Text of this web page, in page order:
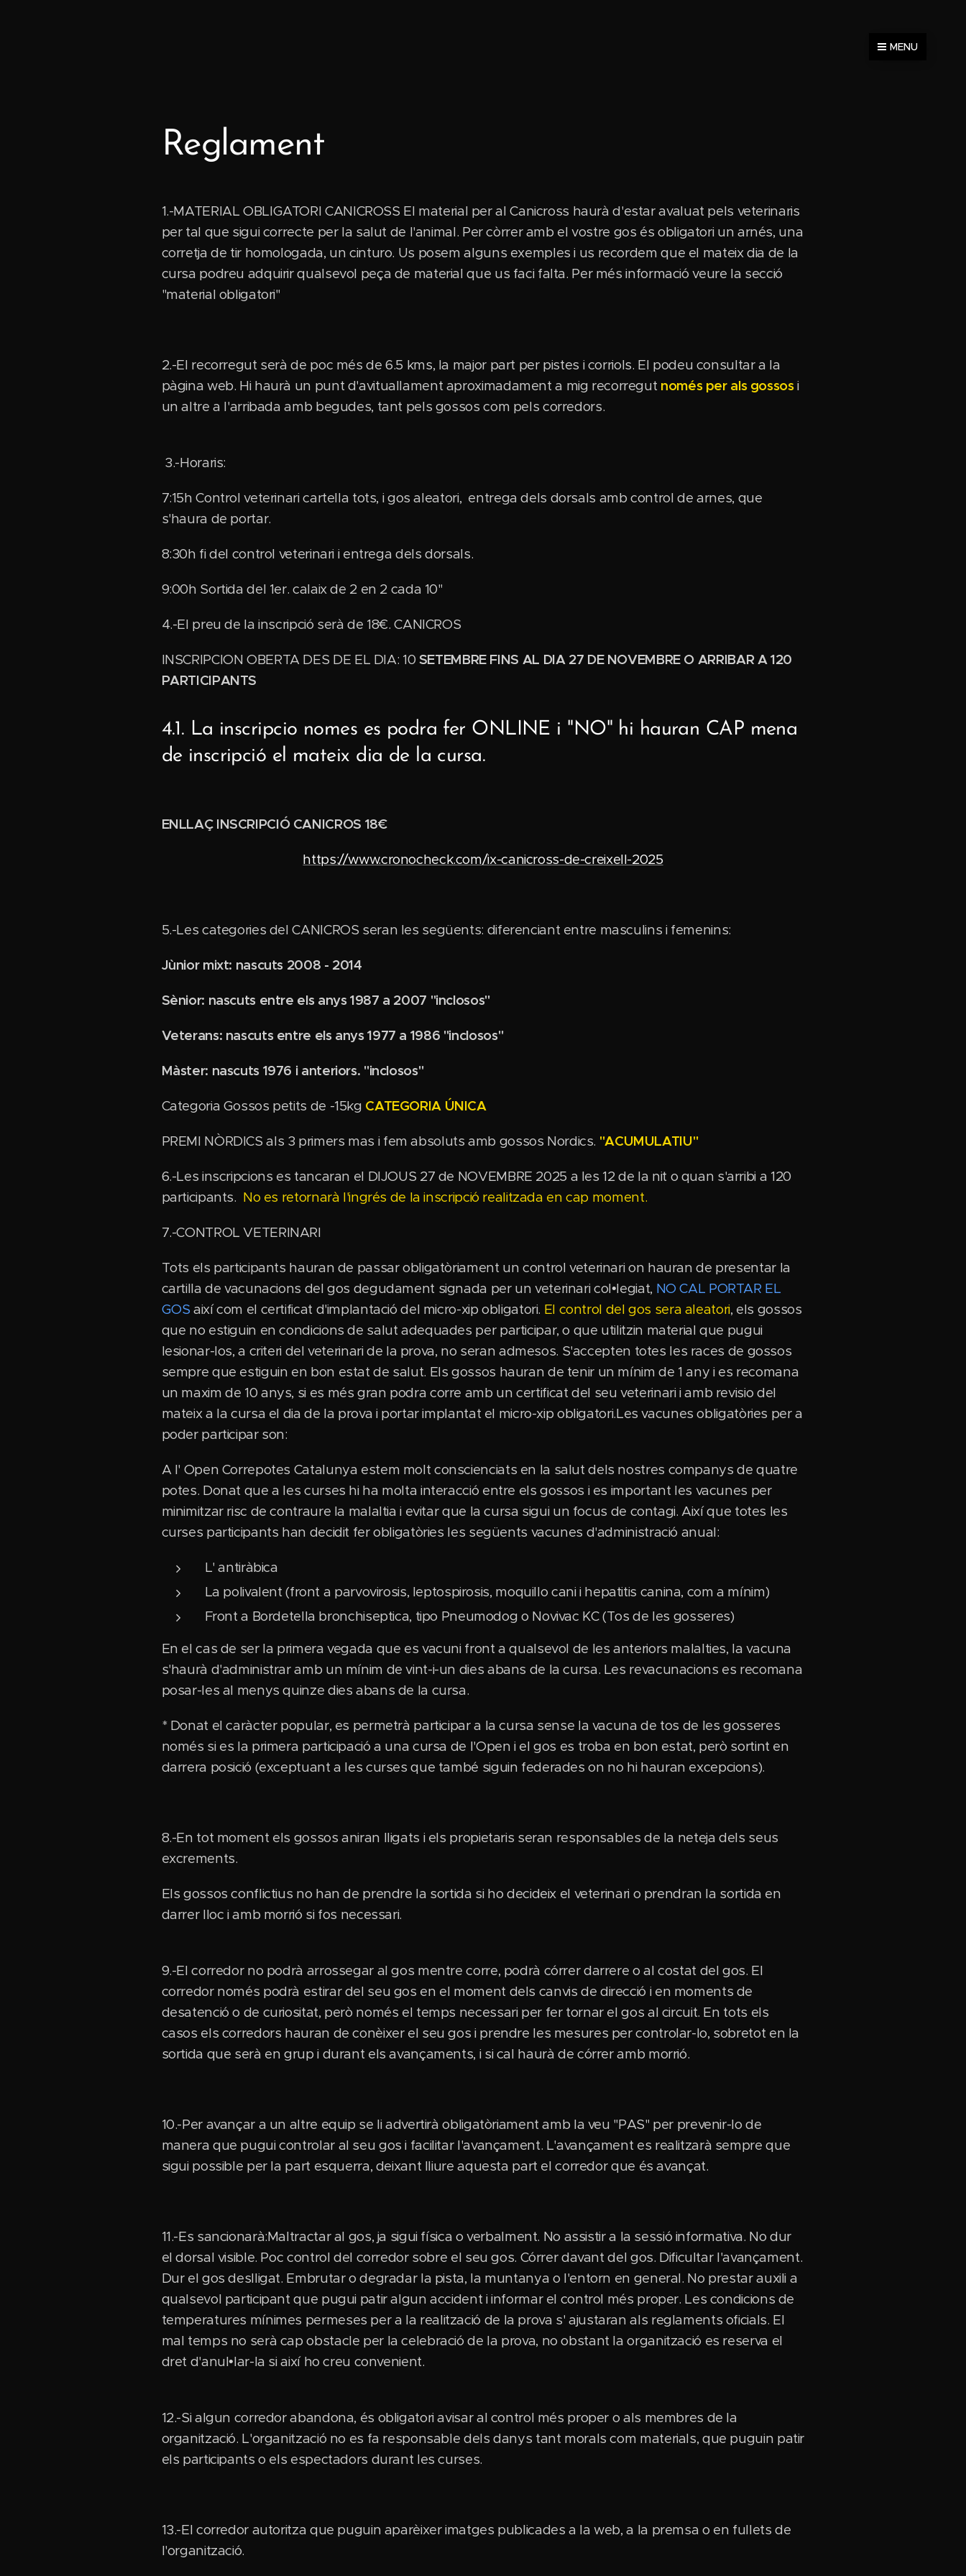
MENU
Reglament
1.-MATERIAL OBLIGATORI CANICROSS El material per al Canicross haurà d'estar avaluat pels veterinaris
per tal que sigui correcte per la salut de l'animal. Per còrrer amb el vostre gos és obligatori un arnés, una
corretja de tir homologada, un cinturo. Us posem alguns exemples i us recordem que el mateix dia de la
cursa podreu adquirir qualsevol peça de material que us faci falta. Per més informació veure la secció
"material obligatori"
2.-El recorregut serà de poc més de 6.5 kms, la major part per pistes i corriols. El podeu consultar a la
pàgina web. Hi haurà un punt d'avituallament aproximadament a mig recorregut nomésper als gossosi
un altre a l'arribada amb begudes, tant pels gossos com pels corredors.
3.-Horaris:
7:15h Control veterinari cartella tots, i gos aleatori, entrega dels dorsals amb control de arnes, que
s'haura de portar.
8:30h fi del control veterinari i entrega dels dorsals.
9:00h Sortida del 1er. calaix de 2 en 2 cada 10"
4.-El preu de la inscripció serà de 18€. CANICROS
INSCRIPCION OBERTA DES DE EL DIA: 10 SETEMBRE FINS AL DIA 27 DE NOVEMBRE O ARRIBAR A 120
PARTICIPANTS
4.1. La inscripcio nomes es podra fer ONLINE i "NO" hi hauran CAP mena
de inscripció el mateix dia de la cursa.
ENLLAÇ INSCRIPCIÓ CANICROS 18€
https://www.cronocheck.com/ix-canicross-de-creixell-2025
5.-Les categories del CANICROS seran les següents: diferenciant entre masculins i femenins:
Jùnior mixt: nascuts 2008 - 2014
Sènior: nascuts entre els anys 1987 a 2007 "inclosos"
Veterans: nascuts entre els anys 1977 a 1986 "inclosos"
Màster: nascuts 1976 i anteriors. "inclosos"
Categoria Gossos petits de -15kg CATEGORIA ÚNICA
PREMI NÒRDICS als 3 primers mas i fem absoluts amb gossos Nordics. "ACUMULATIU"
6.-Les inscripcions es tancaran el DIJOUS 27 de NOVEMBRE 2025 a les 12 de la nit o quan s'arribi a 120
participants. No es retornarà l'ingrés de la inscripció realitzada en cap moment.
7.-CONTROL VETERINARI
Tots els participants hauran de passar obligatòriament un control veterinari on hauran de presentar la
cartilla de vacunacions del gos degudament signada per un veterinari col•legiat, NO CAL PORTAR EL
GOSaixí com el certificat d'implantació del micro-xip obligatori. El control del gos sera aleatori, els gossos
que no estiguin en condicions de salut adequades per participar, o que utilitzin material que pugui
lesionar-los, a criteri del veterinari de la prova, no seran admesos. S'accepten totes les races de gossos
sempre que estiguin en bon estat de salut. Els gossos hauran de tenir un mínim de 1 any i es recomana
un maxim de 10 anys, si es més gran podra corre amb un certificat del seu veterinari i amb revisio del
mateix a la cursa el dia de la prova i portar implantat el micro-xip obligatori.Les vacunes obligatòries per a
poder participar son:
A l' Open Correpotes Catalunya estem molt conscienciats en la salut dels nostres companys de quatre
potes. Donat que a les curses hi ha molta interacció entre els gossos i es important les vacunes per
minimitzar risc de contraure la malaltia i evitar que la cursa sigui un focus de contagi. Així que totes les
curses participants han decidit fer obligatòries les següents vacunes d'administració anual:
L' antiràbica
La polivalent (front a parvovirosis, leptospirosis, moquillo cani i hepatitis canina, com a mínim)
Front a Bordetella bronchiseptica, tipo Pneumodog o Novivac KC (Tos de les gosseres)
En el cas de ser la primera vegada que es vacuni front a qualsevol de les anteriors malalties, la vacuna
s'haurà d'administrar amb un mínim de vint-i-un dies abans de la cursa. Les revacunacions es recomana
posar-les al menys quinze dies abans de la cursa.
* Donat el caràcter popular, es permetrà participar a la cursa sense la vacuna de tos de les gosseres
només si es la primera participació a una cursa de l'Open i el gos es troba en bon estat, però sortint en
darrera posició (exceptuant a les curses que també siguin federades on no hi hauran excepcions).
8.-En tot moment els gossos aniran lligats i els propietaris seran responsables de la neteja dels seus
excrements.
Els gossos conflictius no han de prendre la sortida si ho decideix el veterinari o prendran la sortida en
darrer lloc i amb morrió si fos necessari.
9.-El corredor no podrà arrossegar al gos mentre corre, podrà córrer darrere o al costat del gos. El
corredor només podrà estirar del seu gos en el moment dels canvis de direcció i en moments de
desatenció o de curiositat, però només el temps necessari per fer tornar el gos al circuit. En tots els
casos els corredors hauran de conèixer el seu gos i prendre les mesures per controlar-lo, sobretot en la
sortida que serà en grup i durant els avançaments, i si cal haurà de córrer amb morrió.
10.-Per avançar a un altre equip se li advertirà obligatòriament amb la veu "PAS" per prevenir-lo de
manera que pugui controlar al seu gos i facilitar l'avançament. L'avançament es realitzarà sempre que
sigui possible per la part esquerra, deixant lliure aquesta part el corredor que és avançat.
11.-Es sancionarà:Maltractar al gos, ja sigui física o verbalment. No assistir a la sessió informativa. No dur
el dorsal visible. Poc control del corredor sobre el seu gos. Córrer davant del gos. Dificultar l'avançament.
Dur el gos deslligat. Embrutar o degradar la pista, la muntanya o l'entorn en general. No prestar auxili a
qualsevol participant que pugui patir algun accident i informar el control més proper. Les condicions de
temperatures mínimes permeses per a la realització de la prova s' ajustaran als reglaments oficials. El
mal temps no serà cap obstacle per la celebració de la prova, no obstant la organització es reserva el
dret d'anul•lar-la si així ho creu convenient.
12.-Si algun corredor abandona, és obligatori avisar al control més proper o als membres de la
organització. L'organització no es fa responsable dels danys tant morals com materials, que puguin patir
els participants o els espectadors durant les curses.
13.-El corredor autoritza que puguin aparèixer imatges publicades a la web, a la premsa o en fullets de
l'organització.